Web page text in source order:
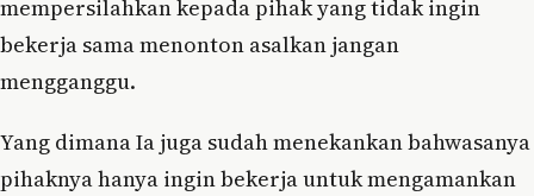
mempersilahkan kepada pihak yang tidak ingin
bekerja sama menonton asalkan jangan
mengganggu.
Yang dimana Ia juga sudah menekankan bahwasanya
pihaknya hanya ingin bekerja untuk mengamankan